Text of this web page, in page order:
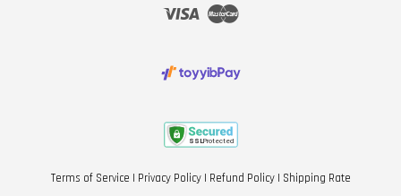
Visa Master
Terms of Service | Privacy Policy| Refund Policy| Shipping Rate